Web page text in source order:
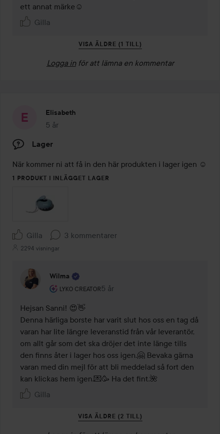
ett annat märke☺️
Gilla
VISA ÄLDRE (1 TILL)
Logga in för att lämna en kommentar
Elisabeth
5 år
Inlägget skapades 5 år
Lager
När kommer ni att få in den här produkten i lager igen ☺️
1 PRODUKT I INLÄGGET LAGER
Gilla 3 kommentarer
2294 visningar
Wilma
LYKO CREATOR
Användarens roll: Lyko Creator.
5 år
Kommentaren lades 5 år
Hejsan Sanni! 😍👋
Denna härliga borste har varit slut hos oss en tag då
varan har lite längre leveranstid från vår leverantör,
om allt går som det ska dröjer det inte länge tills
den finns åter i lager hos oss igen.🤗 Bevaka gärna
varan med din mejl för att bli meddelad så fort den
kan klickas hem igen.💌🥳 Ha det fint.🌺
Gilla
VISA ÄLDRE (2 TILL)